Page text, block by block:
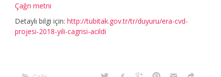
Çağrı metni
Detaylı bilgi için: http://tubitak.gov.tr/tr/duyuru/era-cvd-
projesi-2018-yili-cagrisi-acildi